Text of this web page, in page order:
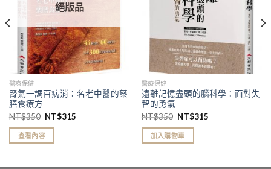
絕版品
醫療保健
腎氣一調百病消：名老中醫的藥
膳食療方
NT$350 NT$315
查看內容
醫療保健
遠離記憶盡頭的腦科學：面對失
智的勇氣
NT$350 NT$315
加入購物車